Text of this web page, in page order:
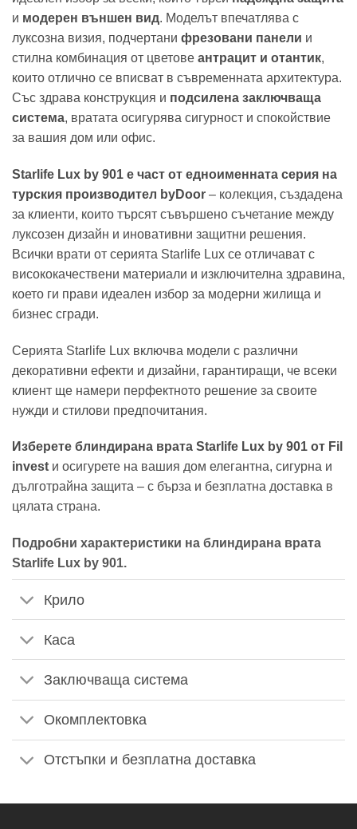
и модерен външен вид. Моделът впечатлява с
луксозна визия, подчертани фрезовани панели и
стилна комбинация от цветове антрацит и отантик,
които отлично се вписват в съвременната архитектура.
Със здрава конструкция и подсилена заключваща
система, вратата осигурява сигурност и спокойствие
за вашия дом или офис.
Starlife Lux by 901 е част от едноименната серия на
турския производител byDoor – колекция, създадена
за клиенти, които търсят съвършено съчетание между
луксозен дизайн и иновативни защитни решения.
Всички врати от серията Starlife Lux се отличават с
висококачествени материали и изключителна здравина,
което ги прави идеален избор за модерни жилища и
бизнес сгради.
Серията Starlife Lux включва модели с различни
декоративни ефекти и дизайни, гарантиращи, че всеки
клиент ще намери перфектното решение за своите
нужди и стилови предпочитания.
Изберете блиндирана врата Starlife Lux by 901 от Fil
invest и осигурете на вашия дом елегантна, сигурна и
дълготрайна защита – с бърза и безплатна доставка в
цялата страна.
Подробни характеристики на блиндирана врата
Starlife Lux by 901.
Крило
Каса
Заключваща система
Окомплектовка
Отстъпки и безплатна доставка